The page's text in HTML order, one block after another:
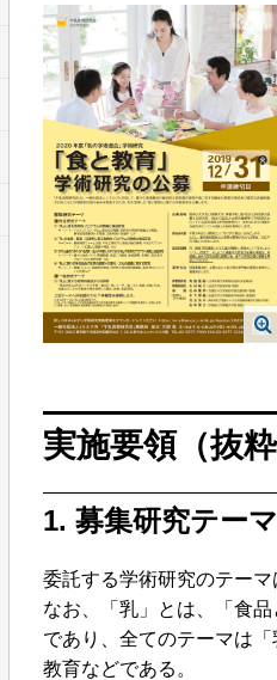
実施要領（抜
1. 募集研究テーマ
委託する学術研究のテー
なお、「乳」とは、「食
であり、全てのテーマは
教育などである。